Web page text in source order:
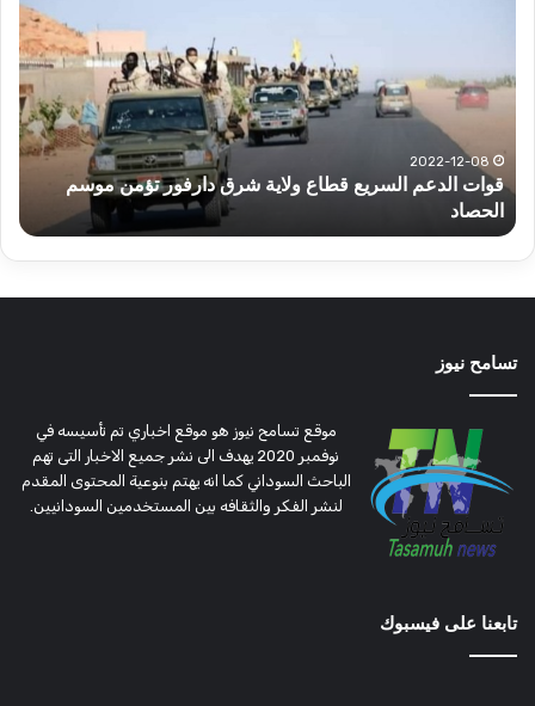
ولاية
شرق
تؤمن
موسم
الحصاد
2022-12-08
قوات الدعم السريع قطاع ولاية شرق دارفور تؤمن موسم
الحصاد
تسامح نيوز
موقع تسامح نيوز هو موقع اخباري تم تأسيسه في
نوفمبر 2020 يهدف الى نشر جميع الاخبار التى تهم
الباحث السوداني كما انه يهتم بنوعية المحتوى المقدم
لنشر الفكر والثقافه بين المستخدمين السودانيين.
تابعنا على فيسبوك